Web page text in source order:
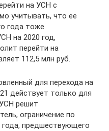
на УСН с
учитывать, что ее
года тоже
на 2020 год,
перейти на
112,5 млн руб.
для перехода на
действует только для
решит
ограничение по
года, предшествующего